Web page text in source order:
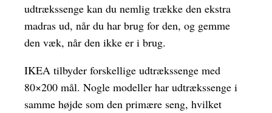
udtrækssenge kan du nemlig trække den ekstra
madras ud, når du har brug for den, og gemme
den væk, når den ikke er i brug.
IKEA tilbyder forskellige udtrækssenge med
80×200 mål. Nogle modeller har udtrækssenge i
samme højde som den primære seng, hvilket